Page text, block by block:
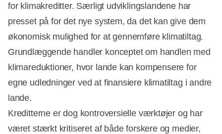
for klimakreditter. Særligt udviklingslandene har
presset på for det nye system, da det kan give dem
økonomisk mulighed for at gennemføre klimatiltag.
Grundlæggende handler konceptet om handlen med
klimareduktioner, hvor lande kan kompensere for
egne udledninger ved at finansiere klimatiltag i andre
lande.
Kreditterne er dog kontroversielle værktøjer og har
været stærkt kritiseret af både forskere og medier,